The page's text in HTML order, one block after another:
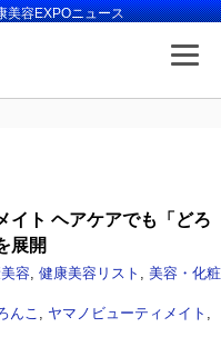
美容EXPOニュース
イト ヘアケアでも「どろ
展開
容 健康美容リスト
美容・化粧
んこ ヤマノビューティメイト